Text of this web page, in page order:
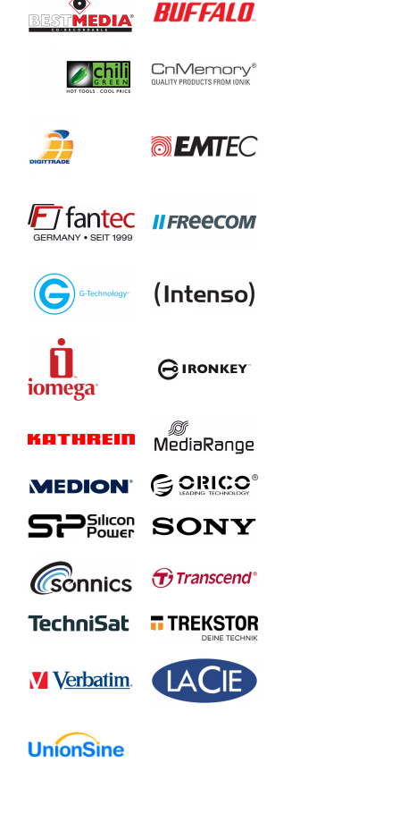
2598S3
2599US3-V1
2789C3-V1
2789U3-V1
3588C3
AD29U3
DY251C3
DY251U3
DY252C3
DY252U3
DY254C3
DY254U3
MD25U3
3139C3
3518C3
3528U3
3569S3
3588S3
7618NAS
7618SE3